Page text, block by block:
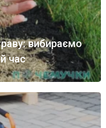
вибираємо
час